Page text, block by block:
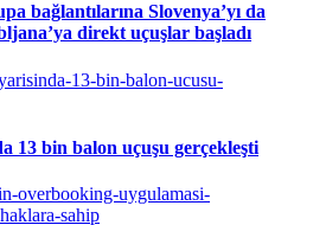
bağlantılarına Slovenya’yı da
direkt uçuşlar başladı
13 bin balon uçuşu gerçekleşti